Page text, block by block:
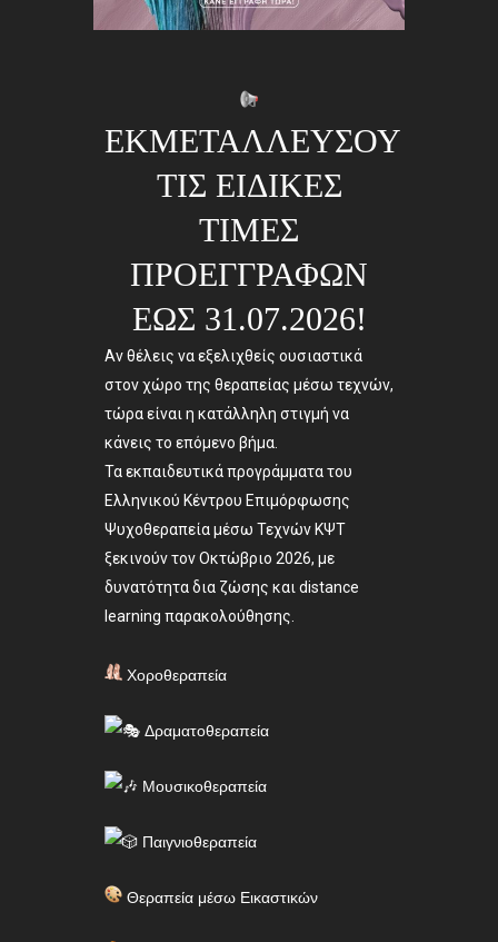
ΕΚΜΕΤΑΛΛΕΥΣΟΥ
ΤΙΣ ΕΙΔΙΚΕΣ
ΤΙΜΕΣ
ΠΡΟΕΓΓΡΑΦΩΝ
ΕΩΣ 31.07.2026!
Αν θέλεις να εξελιχθείς ουσιαστικά
στον χώρο της θεραπείας μέσω τεχνών,
τώρα είναι η κατάλληλη στιγμή να
κάνεις το επόμενο βήμα.
Τα εκπαιδευτικά προγράμματα του
Ελληνικού Κέντρου Επιμόρφωσης
Ψυχοθεραπεία μέσω Τεχνών ΚΨΤ
ξεκινούν τον Οκτώβριο 2026, με
δυνατότητα δια ζώσης και distance
learning παρακολούθησης.
Χοροθεραπεία
Δραματοθεραπεία
Μουσικοθεραπεία
Παιγνιοθεραπεία
Θεραπεία μέσω Εικαστικών